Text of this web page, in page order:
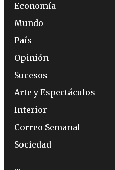
Economía
Mundo
País
Opinión
Sucesos
Arte y Espectáculos
Interior
Correo Semanal
Sociedad